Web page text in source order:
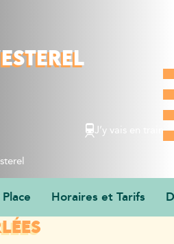
J’y vais en train
Horaires et Tarifs